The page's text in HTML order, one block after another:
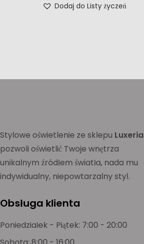
Dodaj do Listy życzeń
Stylowe oświetlenie ze sklepu Luxeria
pozwoli oświetlić Twoje wnętrza
unikalnym źródłem światła, nada mu
indywidualny, niepowtarzalny styl.
Obsługa klienta
Poniedziałek - Piątek: 7:00 - 20:00